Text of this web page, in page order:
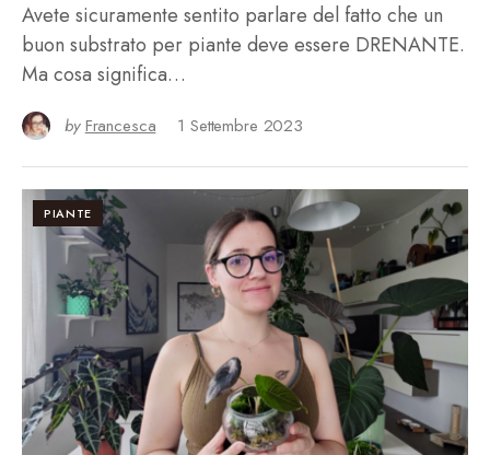
Avete sicuramente sentito parlare del fatto che un
buon substrato per piante deve essere DRENANTE.
Ma cosa significa…
by Francesca 1 Settembre 2023
PIANTE